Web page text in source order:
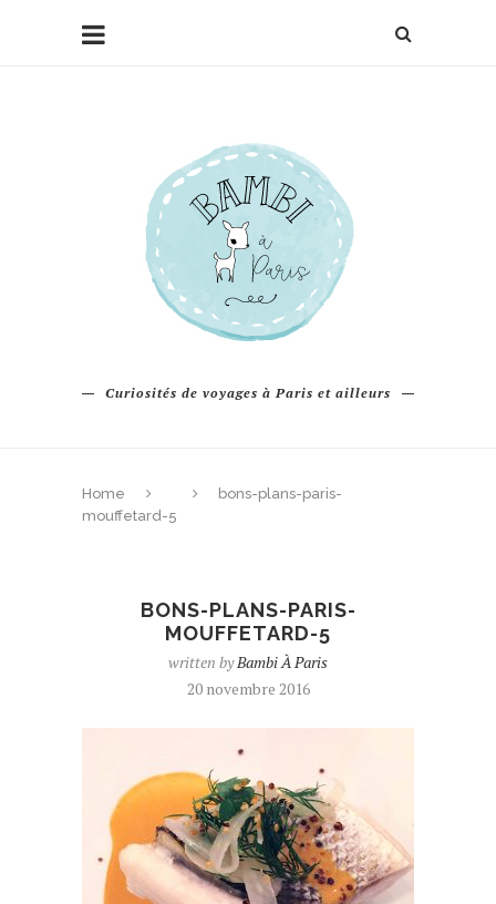
Curiosités de voyages à Paris et ailleurs
Home
bons-plans-paris-
mouffetard-5
BONS-PLANS-PARIS-
MOUFFETARD-5
written byBambi À Paris
20 novembre 2016